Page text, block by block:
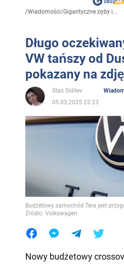
/Wiadomości/Gigantyczne zęby i...
Długo
VW tańszy od
pokazany na
Stas Sidilev
05.03.2025 23:23
Budżetowy samochód Tera jest
Źródło: Volkswagen
Nowy budżetowy